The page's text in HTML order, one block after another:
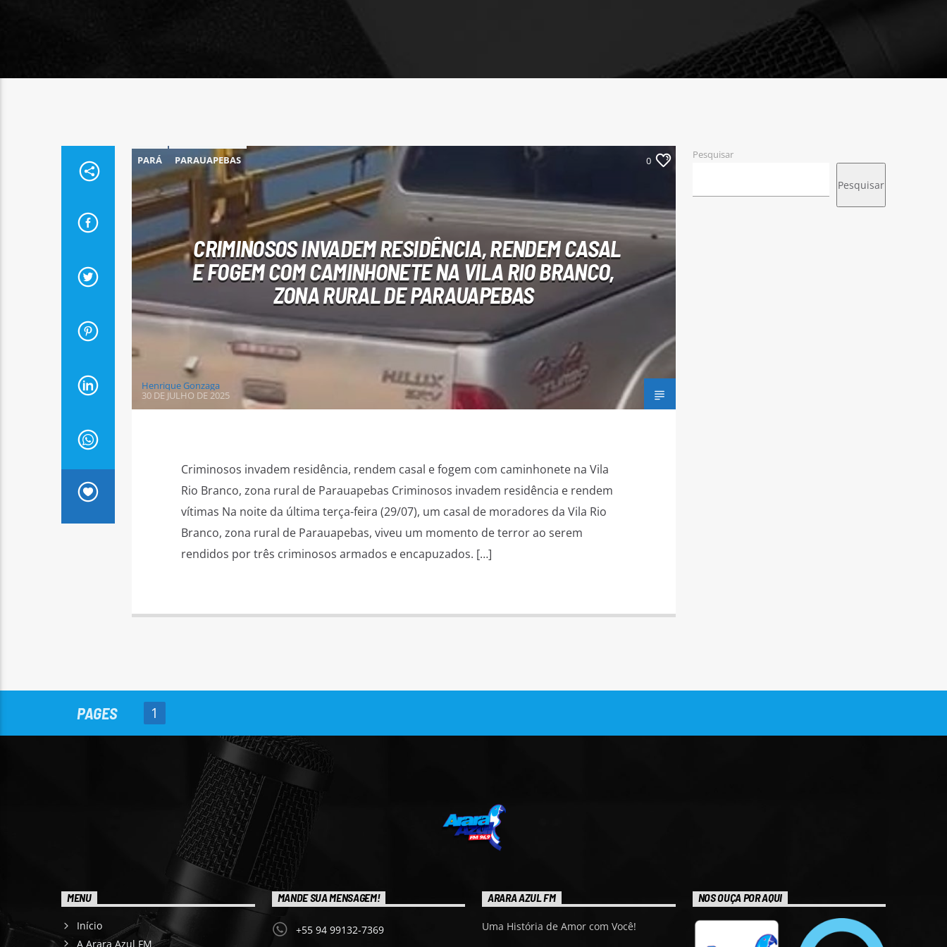
PARÁ PARAUAPEBAS 0
CRIMINOSOS INVADEM RESIDÊNCIA, RENDEM CASAL
E FOGEM COM CAMINHONETE NA VILA RIO BRANCO,
ZONA RURAL DE PARAUAPEBAS
Henrique Gonzaga
30 DE JULHO DE 2025
Criminosos invadem residência, rendem casal e fogem com caminhonete na Vila
Rio Branco, zona rural de Parauapebas Criminosos invadem residência e rendem
vítimas Na noite da última terça-feira (29/07), um casal de moradores da Vila Rio
Branco, zona rural de Parauapebas, viveu um momento de terror ao serem
rendidos por três criminosos armados e encapuzados. […]
Pesquisar
Pesquisar
PAGES 1
MENU
Início
A Arara Azul FM
MANDE SUA MENSAGEM!
+55 94 99132-7369
ARARA AZUL FM
Uma História de Amor com Você!
NOS OUÇA POR AQUI